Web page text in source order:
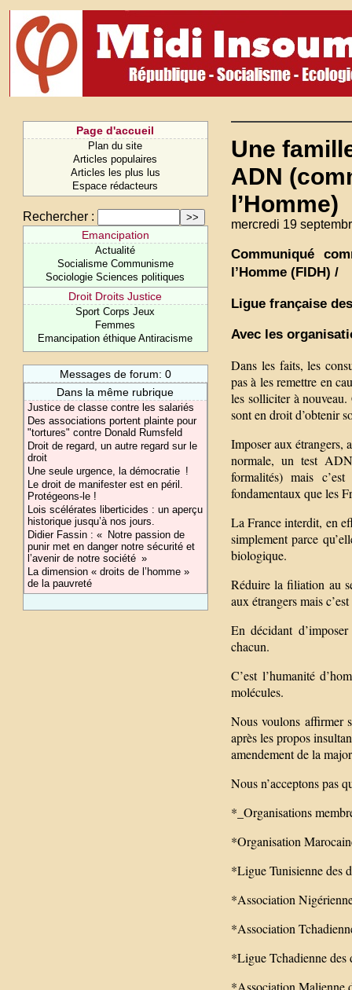
Page d'accueil
Plan du site
Articles populaires
Articles les plus lus
Espace rédacteurs
Rechercher :
Emancipation
Actualité
Socialisme Communisme
Sociologie Sciences politiques
Droit Droits Justice
Sport Corps Jeux
Femmes
Emancipation éthique Antiracisme
Messages de forum: 0
Dans la même rubrique
Justice de classe contre les salariés
Des associations portent plainte pour
"tortures" contre Donald Rumsfeld
Droit de regard, un autre regard sur le
droit
Une seule urgence, la démocratie !
Le droit de manifester est en péril.
Protégeons-le !
Lois scélérates liberticides : un aperçu
historique jusqu’à nos jours.
Didier Fassin : « Notre passion de
punir met en danger notre sécurité et
l’avenir de notre société »
La dimension « droits de l’homme »
de la pauvreté
Une
ADN
l’Homme)
mercredi 19
Communiqué
l’Homme (FIDH) /
Ligue française
Avec les
Dans les faits, les
pas à les remettre en
les solliciter à nouveau.
sont en droit d’obtenir
Imposer aux étrangers,
normale, un test
formalités) mais
fondamentaux que les
La France interdit, en
simplement parce
biologique.
Réduire la filiation au
aux étrangers mais
En décidant
chacun.
C’est l’humanité
molécules.
Nous voulons affirmer
après les propos
amendement de la
Nous n’acceptons pas
*_Organisations
*Organisation
*Ligue Tunisienne des
*Association
*Association
*Ligue Tchadienne
*Association Malienne